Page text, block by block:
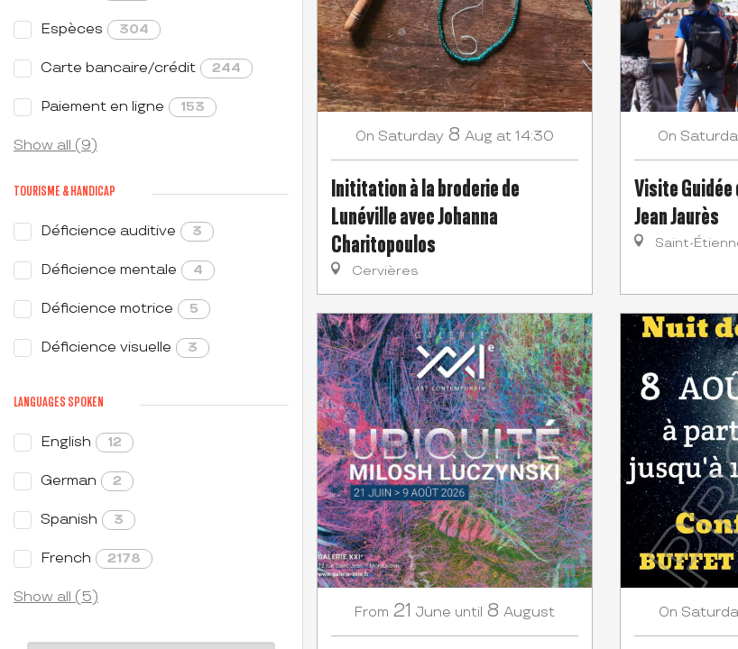
Espèces 304
Carte bancaire/crédit 244
Paiement en ligne 153
Show all (9)
TOURISME & HANDICAP
Déficience auditive 3
Déficience mentale 4
Déficience motrice 5
Déficience visuelle 3
LANGUAGES SPOKEN
English 12
German 2
Spanish 3
French 2178
Show all (5)
On Saturday 8 Aug at 14:30
Inititation à la broderie de
Lunéville avec Johanna
Charitopoulos
Cervières
On
Visite
Jean Jaurès
Saint-
From 21 June until 8 August On